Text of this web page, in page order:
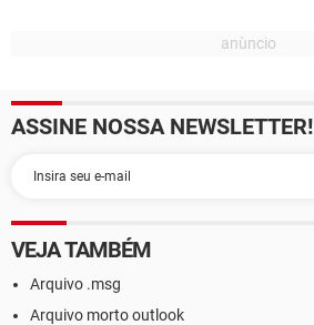
ASSINE NOSSA NEWSLETTER!
VEJA TAMBÉM
Arquivo .msg
Arquivo morto outlook